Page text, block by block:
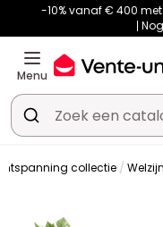
-10% vanaf € 400 met
Menu
collectie